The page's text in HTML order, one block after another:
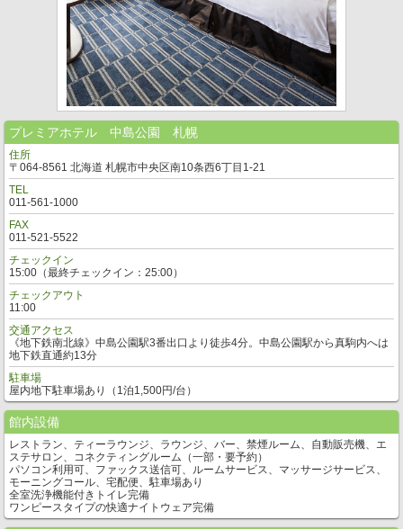
プレミアホテル 中島公園 札幌
住所
〒064-8561 北海道 札幌市中央区南10条西6丁目1-21
TEL
011-561-1000
FAX
011-521-5522
チェックイン
15:00（最終チェックイン：25:00）
チェックアウト
11:00
交通アクセス
《地下鉄南北線》中島公園駅3番出口より徒歩4分。中島公園駅から真駒内へは
地下鉄直通約13分
駐車場
屋内地下駐車場あり（1泊1,500円/台）
館内設備
レストラン、ティーラウンジ、ラウンジ、バー、禁煙ルーム、自動販売機、エ
ステサロン、コネクティングルーム（一部・要予約）
パソコン利用可、ファックス送信可、ルームサービス、マッサージサービス、
モーニングコール、宅配便、駐車場あり
全室洗浄機能付きトイレ完備
ワンピースタイプの快適ナイトウェア完備